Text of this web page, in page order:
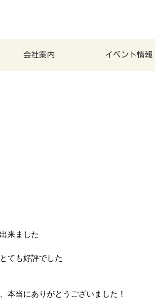
会社案内 イベント情報
来ました
ても好評でした
本当にありがとうございました！